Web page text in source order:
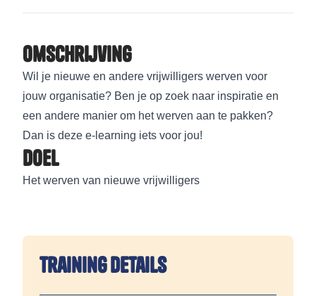
Omschrijving
Wil je nieuwe en andere vrijwilligers werven voor
jouw organisatie? Ben je op zoek naar inspiratie en
een andere manier om het werven aan te pakken?
Dan is deze e-learning iets voor jou!
Doel
Het werven van nieuwe vrijwilligers
Training details